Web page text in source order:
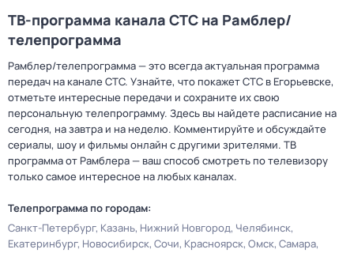
ТВ-программа канала СТС на Рамблер/
телепрограмма
Рамблер/телепрограмма — это всегда актуальная программа
передач на канале СТС. Узнайте, что покажет СТС в Егорьевске,
отметьте интересные передачи и сохраните их свою
персональную телепрограмму. Здесь вы найдете расписание на
сегодня, на завтра и на неделю. Комментируйте и обсуждайте
сериалы, шоу и фильмы онлайн с другими зрителями. ТВ
программа от Рамблера — ваш способ смотреть по телевизору
только самое интересное на любых каналах.
Телепрограмма по городам:
Санкт-Петербург Казань Нижний Новгород Челябинск
Екатеринбург Новосибирск Сочи Красноярск Омск Самара